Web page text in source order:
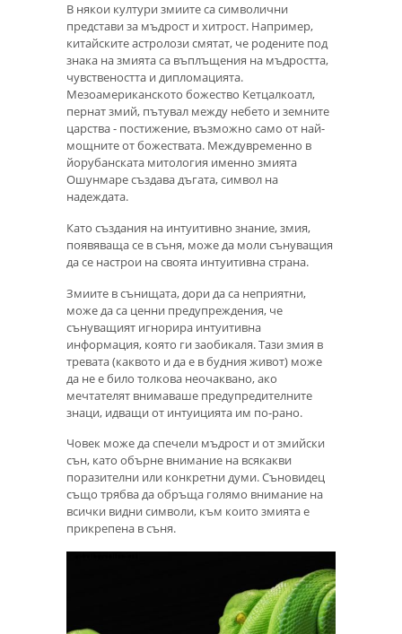
В някои култури змиите са символични
представи за мъдрост и хитрост. Например,
китайските астролози смятат, че родените под
знака на змията са въплъщения на мъдростта,
чувствеността и дипломацията.
Мезоамериканското божество Кетцалкоатл,
пернат змий, пътувал между небето и земните
царства - постижение, възможно само от най-
мощните от божествата. Междувременно в
йорубанската митология именно змията
Ошунмаре създава дъгата, символ на
надеждата.
Като създания на интуитивно знание, змия,
появяваща се в съня, може да моли сънуващия
да се настрои на своята интуитивна страна.
Змиите в сънищата, дори да са неприятни,
може да са ценни предупреждения, че
сънуващият игнорира интуитивна
информация, която ги заобикаля. Тази змия в
тревата (каквото и да е в будния живот) може
да не е било толкова неочаквано, ако
мечтателят внимаваше предупредителните
знаци, идващи от интуицията им по-рано.
Човек може да спечели мъдрост и от змийски
сън, като обърне внимание на всякакви
поразителни или конкретни думи. Съновидец
също трябва да обръща голямо внимание на
всички видни символи, към които змията е
прикрепена в съня.